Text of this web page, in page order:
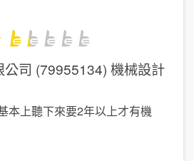
司 (79955134) 機械設計
本上聽下來要2年以上才有機